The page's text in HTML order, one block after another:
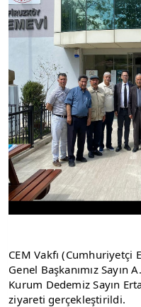
CEM Vakfı (Cumhuriyetçi
Genel Başkanımız Sayın
Kurum Dedemiz Sayın
ziyareti gerçekleştirildi.